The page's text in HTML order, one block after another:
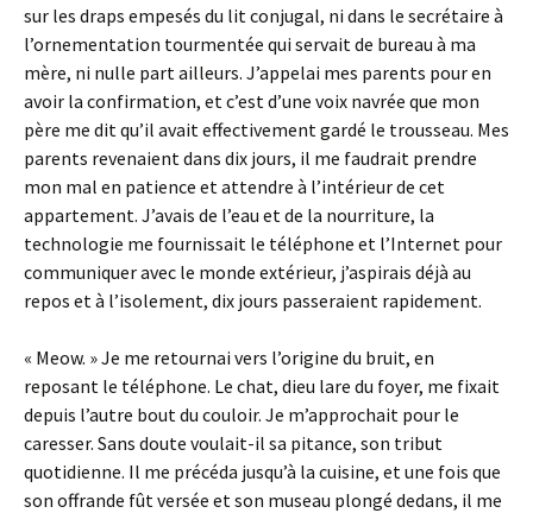
sur les draps empesés du lit conjugal, ni dans le secrétaire à
l’ornementation tourmentée qui servait de bureau à ma
mère, ni nulle part ailleurs. J’appelai mes parents pour en
avoir la confirmation, et c’est d’une voix navrée que mon
père me dit qu’il avait effectivement gardé le trousseau. Mes
parents revenaient dans dix jours, il me faudrait prendre
mon mal en patience et attendre à l’intérieur de cet
appartement. J’avais de l’eau et de la nourriture, la
technologie me fournissait le téléphone et l’Internet pour
communiquer avec le monde extérieur, j’aspirais déjà au
repos et à l’isolement, dix jours passeraient rapidement.
« Meow. » Je me retournai vers l’origine du bruit, en
reposant le téléphone. Le chat, dieu lare du foyer, me fixait
depuis l’autre bout du couloir. Je m’approchait pour le
caresser. Sans doute voulait-il sa pitance, son tribut
quotidienne. Il me précéda jusqu’à la cuisine, et une fois que
son offrande fût versée et son museau plongé dedans, il me